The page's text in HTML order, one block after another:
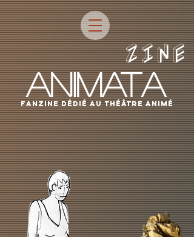
ZINE
ANIMATA
fanzine dÉdIÉ AU THÉÂTRE ANIMÉ